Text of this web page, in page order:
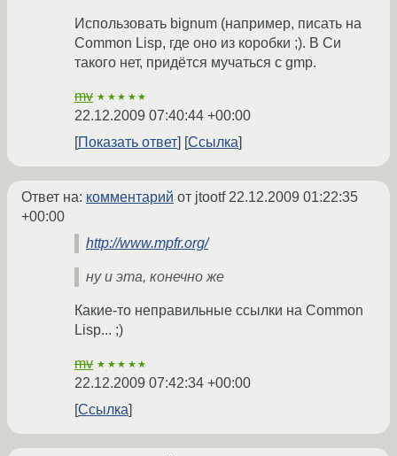
Использовать bignum (например, писать на
Common Lisp, где оно из коробки ;). В Си
такого нет, придётся мучаться с gmp.
mv ★★★★★
22.12.2009 07:40:44 +00:00
Показать ответ
Ссылка
Ответ на: комментарий от jtootf22.12.2009 01:22:35
+00:00
http://www.mpfr.org/
ну и эта, конечно же
Какие-то неправильные ссылки на Common
Lisp... ;)
mv ★★★★★
22.12.2009 07:42:34 +00:00
Ссылка